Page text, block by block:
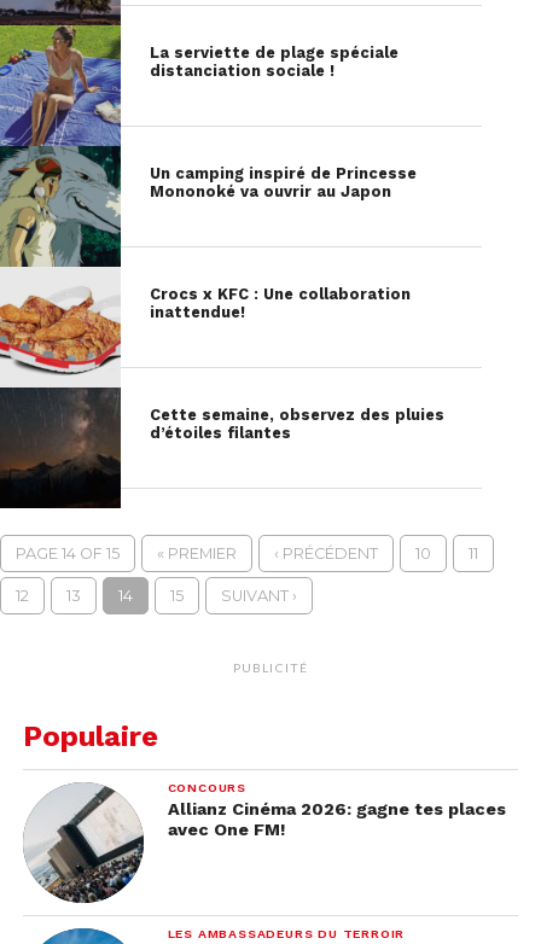
La serviette de plage spéciale
distanciation sociale !
Un camping inspiré de Princesse
Mononoké va ouvrir au Japon
Crocs x KFC : Une collaboration
inattendue!
Cette semaine, observez des pluies
d’étoiles filantes
PAGE 14 OF 15 « PREMIER ‹ PRÉCÉDENT 10 11
12 13 14 15 SUIVANT ›
PUBLICITÉ
Populaire
CONCOURS
Allianz Cinéma 2026: gagne tes places
avec One FM!
LES AMBASSADEURS DU TERROIR